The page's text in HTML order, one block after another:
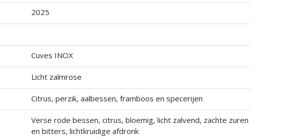
2025
Cuves INOX
Licht zalmrose
Citrus, perzik, aalbessen, framboos en specerijen
Verse rode bessen, citrus, bloemig, licht zalvend, zachte zuren
en bitters, lichtkruidige afdronk